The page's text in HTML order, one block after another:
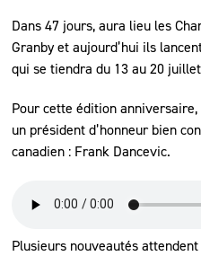
Dans 47 jours, aura lieu les
Granby et aujourd’hui ils
qui se tiendra du 13 au 20
Pour cette édition
un président d’honneur bien
canadien : Frank Dancevic.
Plusieurs nouveautés